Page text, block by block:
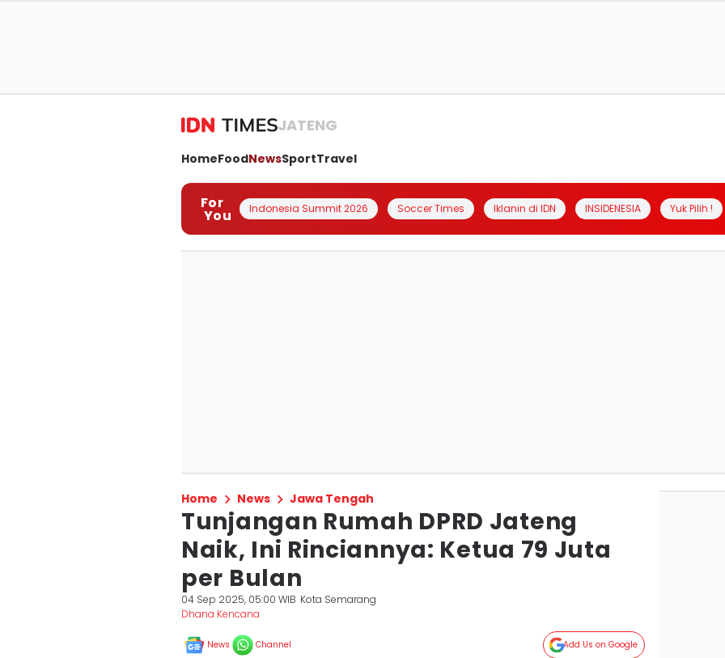
JATENG
HomeFoodNewsSportTravel
For
You Indonesia Summit 2026 Soccer Times Iklanin di IDN INSIDENESIA Yuk Pilih !
Home News Jawa Tengah
Tunjangan Rumah DPRD Jateng
Naik, Ini Rinciannya: Ketua 79 Juta
per Bulan
04 Sep 2025, 05:00 WIB Kota Semarang
Dhana Kencana
News Channel Add Us on Google